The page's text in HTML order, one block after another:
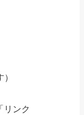
リンク